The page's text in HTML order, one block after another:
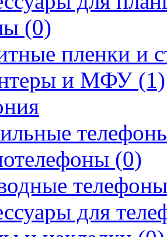
(0)
пленки и
и МФУ (1)
(0)
для